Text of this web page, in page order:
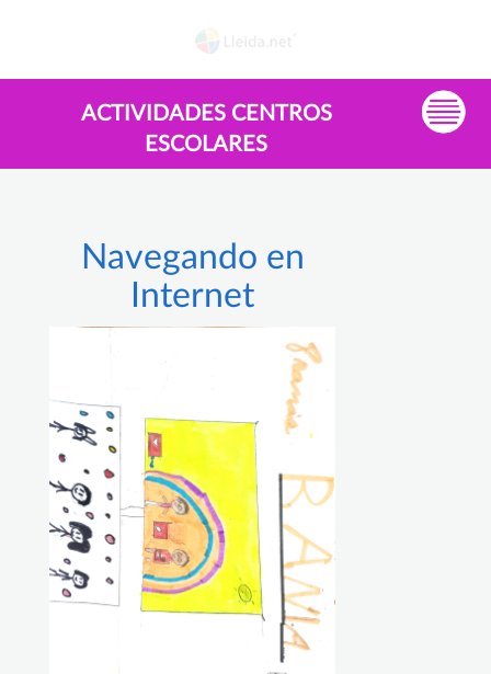
ACTIVIDADES CENTROS
ESCOLARES
Navegando en
Internet